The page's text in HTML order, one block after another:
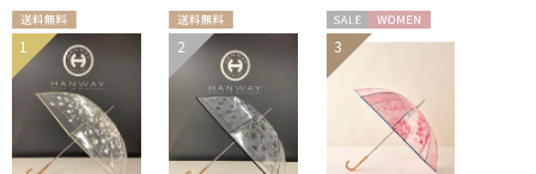
HANWAY
ハンウェイ
HELEN KAMINSKI
ヘレンカミンスキー
送料無
料
ギフト
向け
WOME
1
送料無
料
ギフト
向け
WOME
2
セー
ル
WOME
3